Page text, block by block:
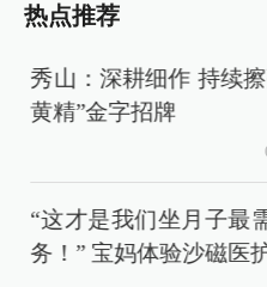
热点推荐
秀山：深耕细作 持续
黄精”金字招牌
“这才是我们坐月子最
务！” 宝妈体验沙磁医